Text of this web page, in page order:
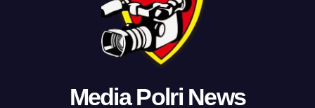
Media Polri News